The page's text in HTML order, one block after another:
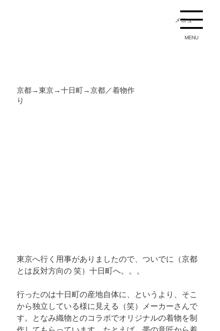
メニュー
MENU
京都→東京→十日町→京都／着物作
り
東京へ行く用事がありましたので、ついでに（京都
とは反対方向の 笑）十日町へ。。。
行ったのは十日町の産地自体に、というより、そこ
から独立している様に見える（笑）メーカーさんで
す。となみ織物とのコラボでオリジナルの着物を制